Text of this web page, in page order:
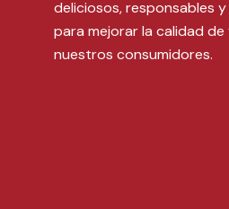
deliciosos, responsables
para mejorar la calidad de
nuestros consumidores.